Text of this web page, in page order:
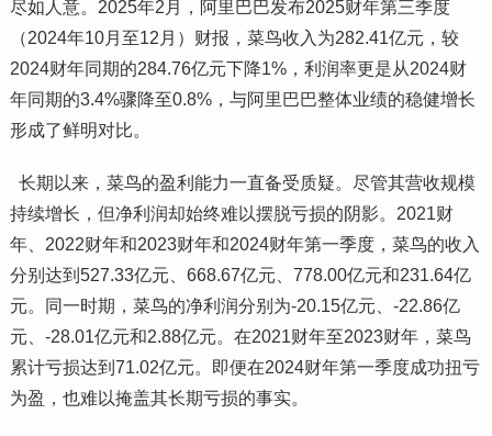
尽如人意。2025年2月，阿里巴巴发布2025财年第三季度
（2024年10月至12月）财报，菜鸟收入为282.41亿元，较
2024财年同期的284.76亿元下降1%，利润率更是从2024财
年同期的3.4%骤降至0.8%，与阿里巴巴整体业绩的稳健增长
形成了鲜明对比。
长期以来，菜鸟的盈利能力一直备受质疑。尽管其营收规模
持续增长，但净利润却始终难以摆脱亏损的阴影。2021财
年、2022财年和2023财年和2024财年第一季度，菜鸟的收入
分别达到527.33亿元、668.67亿元、778.00亿元和231.64亿
元。同一时期，菜鸟的净利润分别为-20.15亿元、-22.86亿
元、-28.01亿元和2.88亿元。在2021财年至2023财年，菜鸟
累计亏损达到71.02亿元。即便在2024财年第一季度成功扭亏
为盈，也难以掩盖其长期亏损的事实。